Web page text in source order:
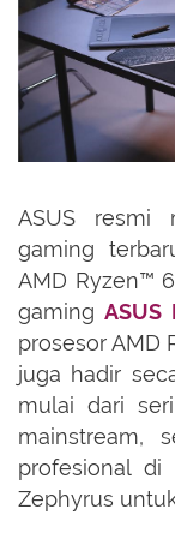
ASUS resmi
gaming
AMD Ryzen™
gamingASUS
prosesor AMD
juga hadir
mulai dari
mainstream,
profesional di
Zephyrus